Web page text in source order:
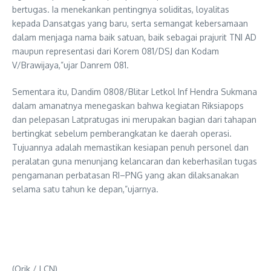
bertugas. Ia menekankan pentingnya soliditas, loyalitas
kepada Dansatgas yang baru, serta semangat kebersamaan
dalam menjaga nama baik satuan, baik sebagai prajurit TNI AD
maupun representasi dari Korem 081/DSJ dan Kodam
V/Brawijaya,”ujar Danrem 081.
Sementara itu, Dandim 0808/Blitar Letkol Inf Hendra Sukmana
dalam amanatnya menegaskan bahwa kegiatan Riksiapops
dan pelepasan Latpratugas ini merupakan bagian dari tahapan
bertingkat sebelum pemberangkatan ke daerah operasi.
Tujuannya adalah memastikan kesiapan penuh personel dan
peralatan guna menunjang kelancaran dan keberhasilan tugas
pengamanan perbatasan RI–PNG yang akan dilaksanakan
selama satu tahun ke depan,”ujarnya.
(Orik / LCN)